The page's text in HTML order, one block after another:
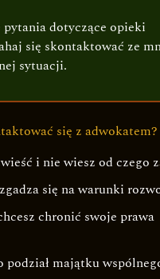
dotyczące opieki
się skontaktować ze
sytuacji.
się z adwokatem?
i nie wiesz od czego
się na warunki
chronić swoje prawa
podział majątku